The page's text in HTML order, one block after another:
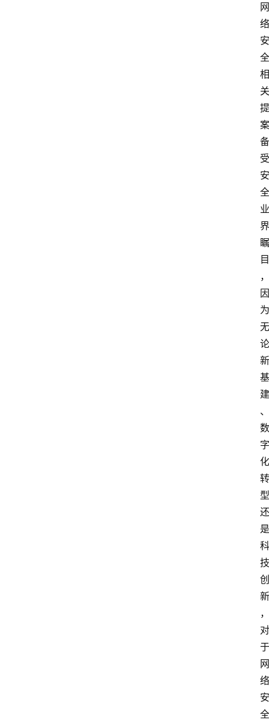
网
络
安
全
相
关
提
案
备
受
安
全
业
界
瞩
目
，
因
为
无
论
新
基
建
、
数
字
化
转
型
还
是
科
技
创
新
，
对
于
网
络
安
全